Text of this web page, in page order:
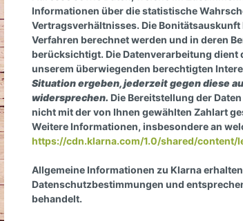
Informationen über die statistische
Vertragsverhältnisses. Die
Verfahren berechnet werden und in deren
berücksichtigt. Die Datenverarbeitung dient
unserem überwiegenden berechtigten
Situation ergeben, jederzeit gegen diese
widersprechen. Die Bereitstellung der
nicht mit der von Ihnen gewählten Zahlart
Weitere Informationen, insbesondere an
https://cdn.klarna.com/1.0/shared/content/
Allgemeine Informationen zu Klarna
Datenschutzbestimmungen und
behandelt.